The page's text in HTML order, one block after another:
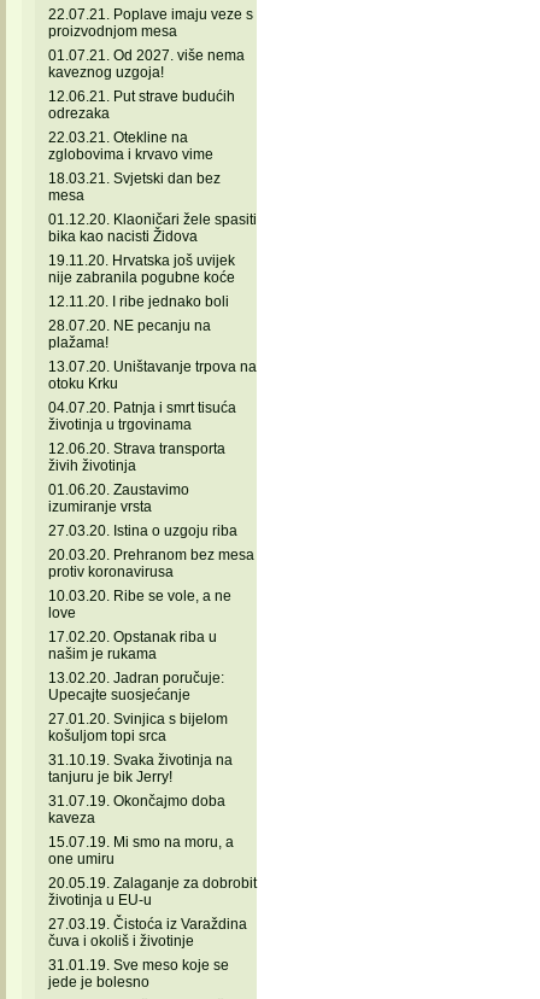
22.07.21. Poplave imaju veze s
proizvodnjom mesa
01.07.21. Od 2027. više nema
kaveznog uzgoja!
12.06.21. Put strave budućih
odrezaka
22.03.21. Otekline na
zglobovima i krvavo vime
18.03.21. Svjetski dan bez
mesa
01.12.20. Klaoničari žele spasiti
bika kao nacisti Židova
19.11.20. Hrvatska još uvijek
nije zabranila pogubne koće
12.11.20. I ribe jednako boli
28.07.20. NE pecanju na
plažama!
13.07.20. Uništavanje trpova na
otoku Krku
04.07.20. Patnja i smrt tisuća
životinja u trgovinama
12.06.20. Strava transporta
živih životinja
01.06.20. Zaustavimo
izumiranje vrsta
27.03.20. Istina o uzgoju riba
20.03.20. Prehranom bez mesa
protiv koronavirusa
10.03.20. Ribe se vole, a ne
love
17.02.20. Opstanak riba u
našim je rukama
13.02.20. Jadran poručuje:
Upecajte suosjećanje
27.01.20. Svinjica s bijelom
košuljom topi srca
31.10.19. Svaka životinja na
tanjuru je bik Jerry!
31.07.19. Okončajmo doba
kaveza
15.07.19. Mi smo na moru, a
one umiru
20.05.19. Zalaganje za dobrobit
životinja u EU-u
27.03.19. Čistoća iz Varaždina
čuva i okoliš i životinje
31.01.19. Sve meso koje se
jede je bolesno